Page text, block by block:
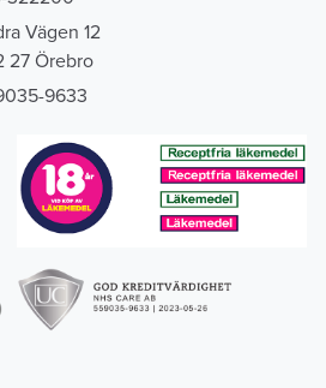
Vägen 12
27 Örebro
9633